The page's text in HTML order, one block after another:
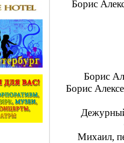
Борис
Борис
Борис
Михаил,